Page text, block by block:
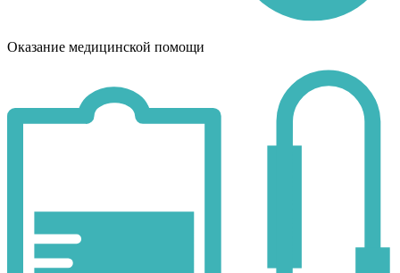
Оказание медицинской помощи